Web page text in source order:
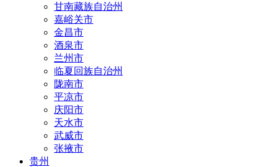
甘南藏族自治州
嘉峪关市
金昌市
酒泉市
兰州市
临夏回族自治州
陇南市
平凉市
庆阳市
天水市
武威市
张掖市
贵州